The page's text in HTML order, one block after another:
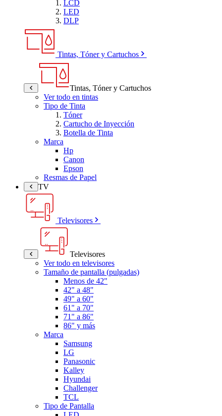
LCD
LED
DLP
Tintas, Tóner y Cartuchos
Tintas, Tóner y Cartuchos
Ver todo en tintas
Tipo de Tinta
Tóner
Cartucho de Inyección
Botella de Tinta
Marca
Hp
Canon
Epson
Resmas de Papel
TV
Televisores
Televisores
Ver todo en televisores
Tamaño de pantalla (pulgadas)
Menos de 42"
42" a 48"
49" a 60"
61" a 70"
71" a 86"
86" y más
Marca
Samsung
LG
Panasonic
Kalley
Hyundai
Challenger
TCL
Tipo de Pantalla